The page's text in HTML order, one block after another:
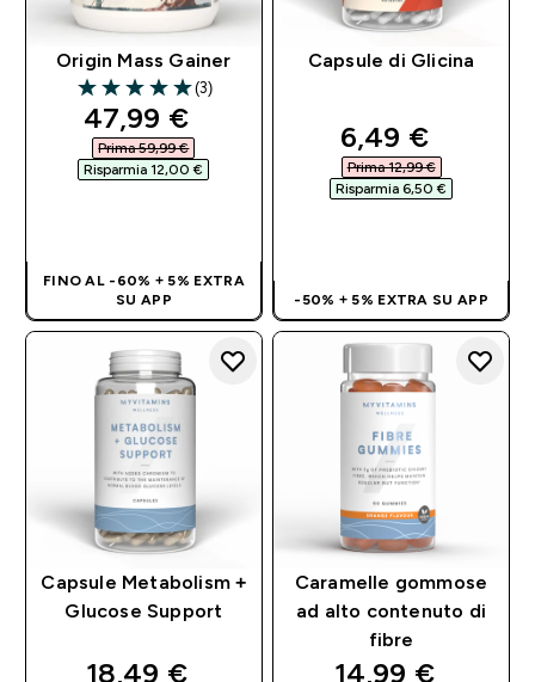
Origin Mass Gainer
5 out of 5 stars
(3)
discounted price
47,99 €‎
Prima 59,99 €‎
Risparmia 12,00 €‎
FINO AL -60% + 5% EXTRA
SU APP
Capsule di Glicina
discounted
6,49 €‎
Prima 12,99 €‎
Risparmia 6,50 €‎
-50% + 5% EXTRA SU APP
Capsule Metabolism +
Glucose Support
discounted price
18,49 €‎
Caramelle gommose
ad alto contenuto di
fibre
discounted
14,99 €‎